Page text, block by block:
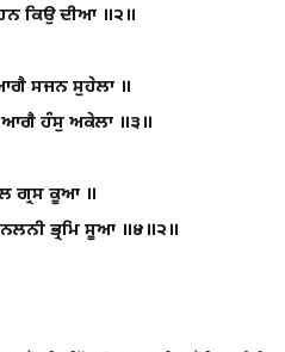
ਕਿਉ ਦੀਆ ॥੨॥
ਸਜਨ ਸੁਹੇਲਾ ॥
ਹੰਸੁ ਅਕੇਲਾ ॥੩॥
ਗ੍ਰਸ ਕੂਆ ॥
ਭ੍ਰਮਿ ਸੂਆ ॥੪॥੨॥